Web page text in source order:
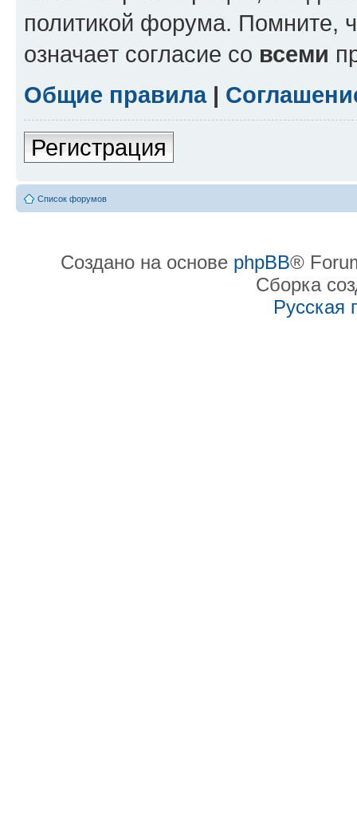
политикой форума. Помните,
означает согласие со всеми
Общие правила|
Регистрация
Список форумов
Создано на основе phpBB®
Сборка
Русская